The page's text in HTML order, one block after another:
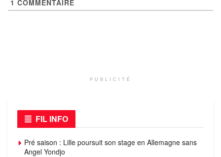
1 COMMENTAIRE
PUBLICITÉ
FIL INFO
Pré saison : Lille poursuit son stage en Allemagne sans
Angel Yondjo